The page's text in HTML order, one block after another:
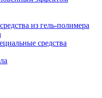
из гель-полимера
средства